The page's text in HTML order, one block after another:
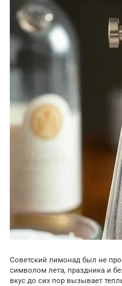
Советский лимонад был не
символом лета, праздника и
вкус до сих пор вызывает